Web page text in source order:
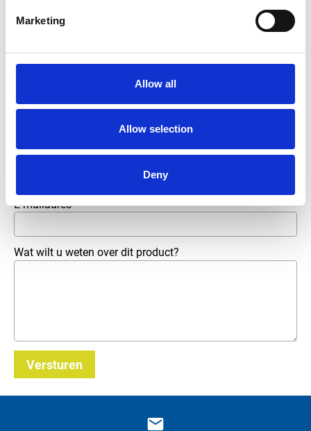
Marketing
Allow all
Allow selection
Deny
formulier aan ons sturen. Wij streven ernaar uw bericht
binnen 1 werkdag te beantwoorden.
Bedrijfsnaam *
Telefoonnummer
E-mailadres *
Wat wilt u weten over dit product?
Versturen